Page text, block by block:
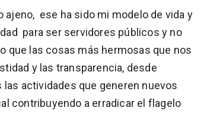
ajeno, ese ha sido mi modelo de vida y
para ser servidores públicos y no
que las cosas más hermosas que nos
y las transparencia, desde
actividades que generen nuevos
contribuyendo a erradicar el flagelo